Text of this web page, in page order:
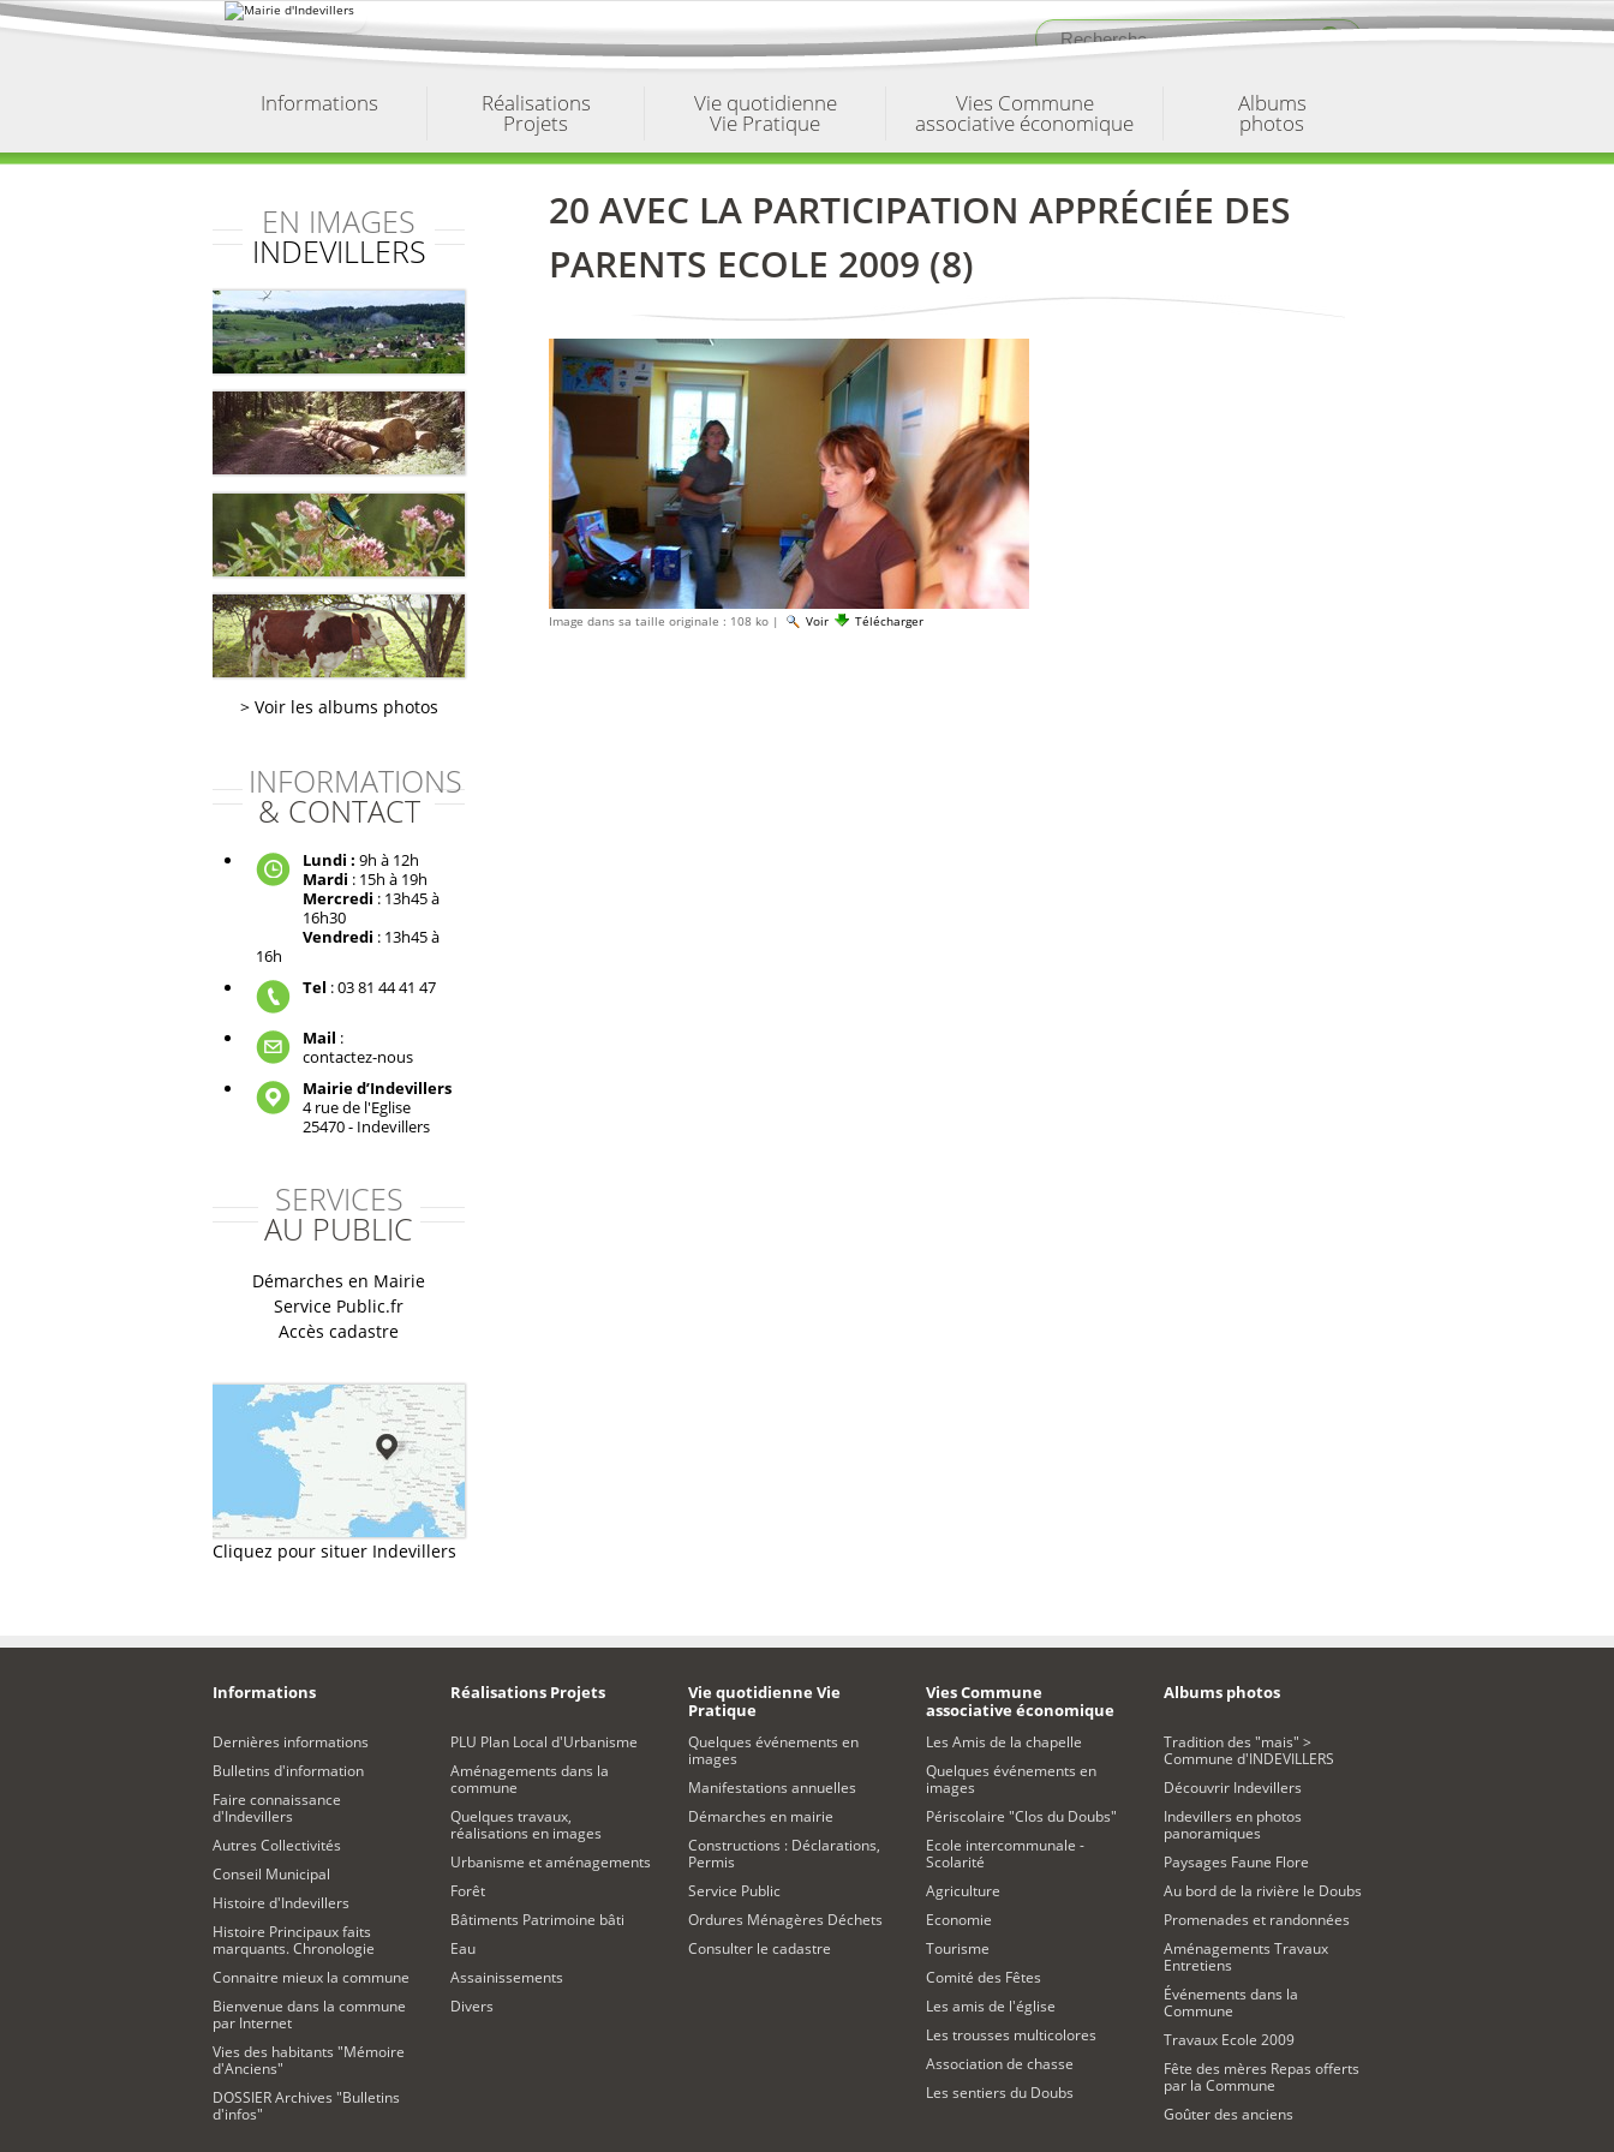
Aller
au
Informations Réalisations
Projets
Vie quotidienne
Vie Pratique
Vies Commune
associative économique
Albums
photos
EN IMAGES
INDEVILLERS
Voir les albums photos
INFORMATIONS
& CONTACT
Lundi : 9h à 12h
Mardi : 15h à 19h
Mercredi : 13h45 à
16h30
Vendredi : 13h45 à
16h
Tel : 03 81 44 41 47
Mail :
contactez-nous
Mairie d’Indevillers
4 rue de l'Eglise
25470 - Indevillers
SERVICES
AU PUBLIC
Démarches en Mairie
Service Public.fr
Accès cadastre
Cliquez pour situer Indevillers
20 AVEC LA PARTICIPATION APPRÉCIÉE DES
PARENTS ECOLE 2009 (8)
Image dans sa taille originale : 108 ko | Voir Télécharger
Informations
Dernières informations
Bulletins d'information
Faire connaissance
d'Indevillers
Autres Collectivités
Conseil Municipal
Histoire d'Indevillers
Histoire Principaux faits
marquants. Chronologie
Connaitre mieux la commune
Bienvenue dans la commune
par Internet
Vies des habitants "Mémoire
d'Anciens"
DOSSIER Archives "Bulletins
d'infos"
Réalisations Projets
PLU Plan Local d'Urbanisme
Aménagements dans la
commune
Quelques travaux,
réalisations en images
Urbanisme et aménagements
Forêt
Bâtiments Patrimoine bâti
Eau
Assainissements
Divers
Vie quotidienne Vie
Pratique
Quelques événements en
images
Manifestations annuelles
Démarches en mairie
Constructions : Déclarations,
Permis
Service Public
Ordures Ménagères Déchets
Consulter le cadastre
Vies Commune
associative économique
Les Amis de la chapelle
Quelques événements en
images
Périscolaire "Clos du Doubs"
Ecole intercommunale -
Scolarité
Agriculture
Economie
Tourisme
Comité des Fêtes
Les amis de l'église
Les trousses multicolores
Association de chasse
Les sentiers du Doubs
Albums photos
Tradition des "mais" >
Commune d'INDEVILLERS
Découvrir Indevillers
Indevillers en photos
panoramiques
Paysages Faune Flore
Au bord de la rivière le Doubs
Promenades et randonnées
Aménagements Travaux
Entretiens
Événements dans la
Commune
Travaux Ecole 2009
Fête des mères Repas offerts
par la Commune
Goûter des anciens